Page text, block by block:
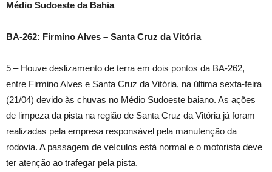
Médio Sudoeste da Bahia
BA-262: Firmino Alves – Santa Cruz da Vitória
5 – Houve deslizamento de terra em dois pontos da BA-262,
entre Firmino Alves e Santa Cruz da Vitória, na última sexta-feira
(21/04) devido às chuvas no Médio Sudoeste baiano. As ações
de limpeza da pista na região de Santa Cruz da Vitória já foram
realizadas pela empresa responsável pela manutenção da
rodovia. A passagem de veículos está normal e o motorista deve
ter atenção ao trafegar pela pista.